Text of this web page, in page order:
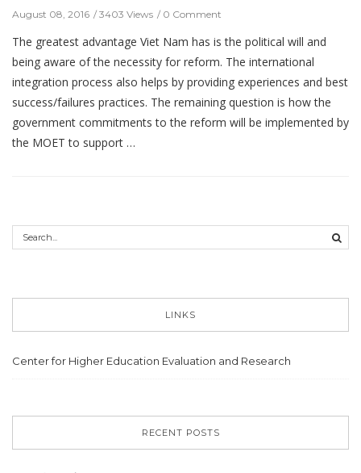
August 08, 2016 3403 Views 0 Comment
The greatest advantage Viet Nam has is the political will and
being aware of the necessity for reform. The international
integration process also helps by providing experiences and best
success/failures practices. The remaining question is how the
government commitments to the reform will be implemented by
the MOET to support …
LINKS
Center for Higher Education Evaluation and Research
RECENT POSTS